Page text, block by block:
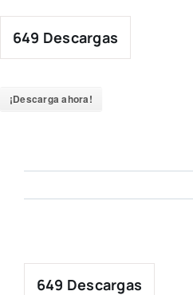
content
649 Descargas
¡Descarga ahora!
649 Descargas